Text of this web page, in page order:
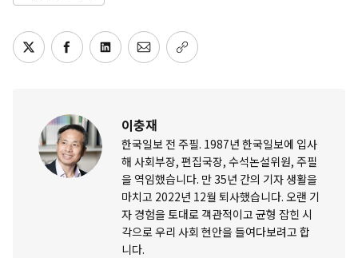
이충재
한국일보 전 주필. 1987년 한국일보에 입사
해 사회부장, 편집국장, 수석논설위원, 주필
을 역임했습니다. 만 35년 간의 기자 생활을
마치고 2022년 12월 퇴사했습니다. 오랜 기
자 경험을 토대로 객관적이고 균형 잡힌 시
각으로 우리 사회 현안을 들여다보려고 합
니다.